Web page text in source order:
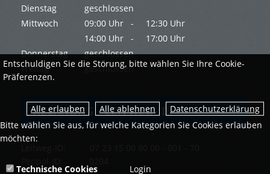
Dienstag
geschlossen
Mittwoch
09:00 Uhr - 12:30 Uhr
14:00 Uhr -
17:00 Uhr
Donnerstag
geschlossen
Freitag
geschlossen
RECHNUNG - LEITWEG-ID
Entschuldigen Sie die Störung, bitte wählen Sie Ihre Cookie-
Präferenzen.
Datenschutzerklärung
Bitte wählen Sie aus, für welche Kategorien Sie Cookies erlauben
möchten:
Technische Cookies Login